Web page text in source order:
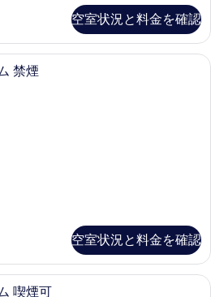
空室状況と料金を確認
高級寝具、羽毛の掛け布団、セーフ
禁煙
空室状況と料金を確認
高級寝具、羽毛の掛け布団、セーフ
喫煙可